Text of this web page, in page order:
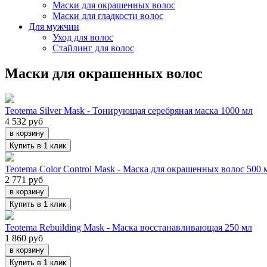
Маски для окрашенных волос
Маски для гладкости волос
Для мужчин
Уход для волос
Стайлинг для волос
Маски для окрашенных волос
Teotema Silver Mask - Тонирующая серебряная маска 1000 мл
4 532 руб
в корзину
Купить в 1 клик
Teotema Color Control Mask - Маска для окрашенных волос 500
2 771 руб
в корзину
Купить в 1 клик
Teotema Rebuilding Mask - Маска восстанавливающая 250 мл
1 860 руб
в корзину
Купить в 1 клик